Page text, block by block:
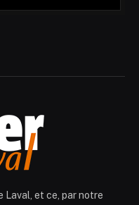
Laval, et ce, par notre